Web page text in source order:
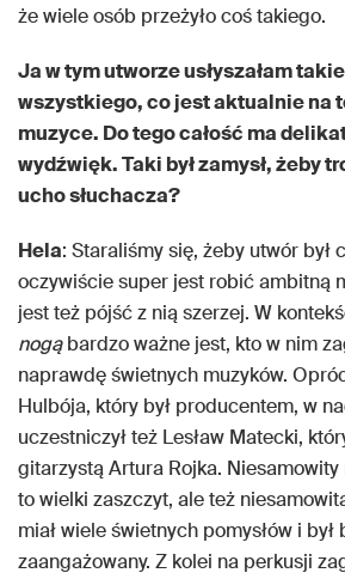
że wiele osób przeżyło coś takiego.
Ja w tym utworze usłyszałam
wszystkiego, co jest aktualnie na
muzyce. Do tego całość ma
wydźwięk. Taki był zamysł, żeby
ucho słuchacza?
Hela: Staraliśmy się, żeby utwór był
oczywiście super jest robić ambitną
jest też pójść z nią szerzej. W
nogąbardzo ważne jest, kto w nim
naprawdę świetnych muzyków.
Hulbója, który był producentem, w
uczestniczył też Lesław Matecki,
gitarzystą Artura Rojka. Niesamowity
to wielki zaszczyt, ale też
miał wiele świetnych pomysłów i był
zaangażowany. Z kolei na perkusji